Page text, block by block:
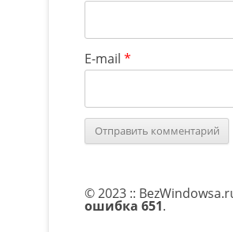
E-mail*
© 2023 ::
ошибка 651.